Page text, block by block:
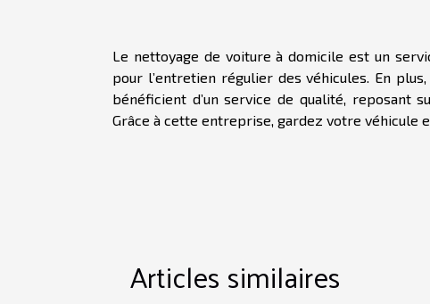
Le nettoyage de voiture à domicile est un
pour l’entretien régulier des véhicules. En
bénéficient d’un service de qualité, reposant
Grâce à cette entreprise, gardez votre véhicule
Articles similaires